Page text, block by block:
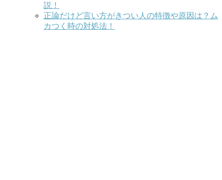
説！
正論だけど言い方がきつい人の特徴や原因は？ム
カつく時の対処法！